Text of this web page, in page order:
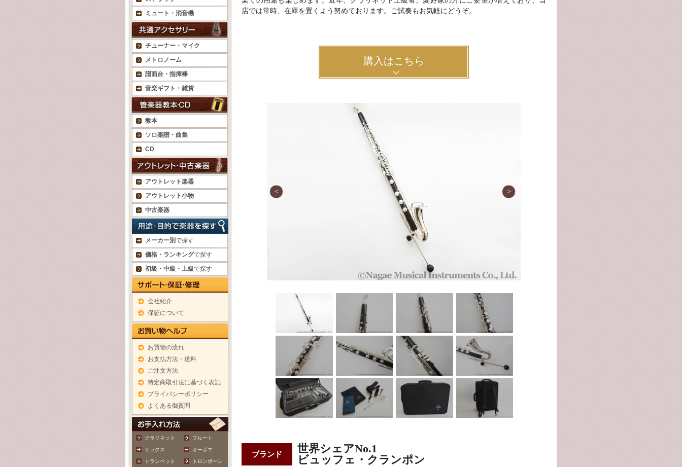
ミュート・消音機
チューナー・マイク
メトロノーム
譜面台・指揮棒
音楽ギフト・雑貨
教本
ソロ楽譜・曲集
CD
アウトレット楽器
アウトレット小物
中古楽器
メーカー別で探す
価格・ランキングで探す
初級・中級・上級で探す
会社紹介
保証について
お買物の流れ
お支払方法・送料
ご注文方法
特定商取引法に基づく表記
プライバシーポリシー
よくある御質問
クラリネット フルート
サックス オーボエ
トランペット トロンボーン
店では常時、在庫を置くよう努めております。ご試奏もお気軽にどうぞ。
購入はこちら
ブランド
世界シェアNo.1
ビュッフェ・クランポン